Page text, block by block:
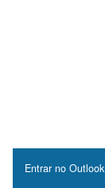
Entrar no Outlook